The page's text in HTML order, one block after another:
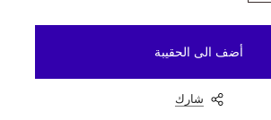
أضف الى الحقيبة
شارك